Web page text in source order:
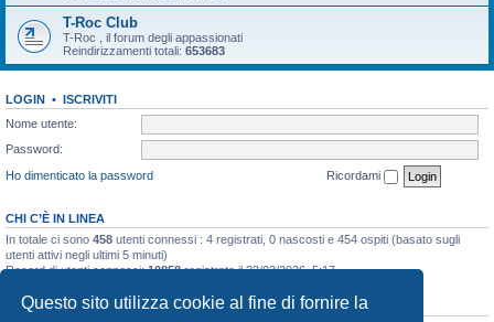
Questo sito utilizza cookie al fine di fornire la
T-Roc Club
T-Roc , il forum degli appassionati
Reindirizzamenti totali: 653683
LOGIN • ISCRIVITI
Nome utente:
Password:
Ho dimenticato la password
Ricordami
CHI C’È IN LINEA
In totale ci sono 458 utenti connessi : 4 registrati, 0 nascosti e 454 ospiti (basato sugli
utenti attivi negli ultimi 5 minuti)
Record di utenti connessi:10858registrato il 23/03/2026, 5:17
STATISTICHE